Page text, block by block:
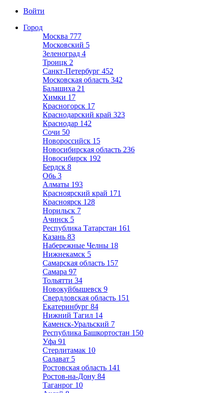
Войти
Город
Москва 777
Московский 5
Зеленоград 4
Троицк 2
Санкт-Петербург 452
Московская область 342
Балашиха 21
Химки 17
Красногорск 17
Краснодарский край 323
Краснодар 142
Сочи 50
Новороссийск 15
Новосибирская область 236
Новосибирск 192
Бердск 8
Обь 3
Алматы 193
Красноярский край 171
Красноярск 128
Норильск 7
Ачинск 5
Республика Татарстан 161
Казань 83
Набережные Челны 18
Нижнекамск 5
Самарская область 157
Самара 97
Тольятти 34
Новокуйбышевск 9
Свердловская область 151
Екатеринбург 84
Нижний Тагил 14
Каменск-Уральский 7
Республика Башкортостан 150
Уфа 91
Стерлитамак 10
Салават 5
Ростовская область 141
Ростов-на-Дону 84
Таганрог 10